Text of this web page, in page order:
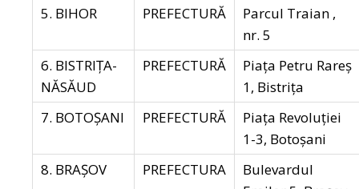
5. BIHOR
PREFECTURĂ
Parcul Traian ,
nr. 5
6. BISTRIŢA-
NĂSĂUD
PREFECTURĂ
Piața Petru Rareș
1, Bistrița
7. BOTOŞANI
PREFECTURĂ
Piața Revoluției
1-3, Botoșani
8. BRAŞOV
PREFECTURA
Bulevardul